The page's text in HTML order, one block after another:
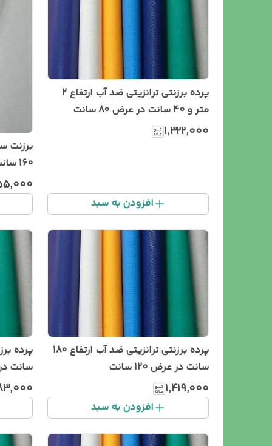
پرده برزنتی ترانزیتی ضد آب ارتفاع 2
متر و 40 سانت در عرض 80 سانت
۱٬۳۲۲٬۰۰۰
افزودن به سبد
برزنت
160 سانت خانه چادر
پرده برزنتی ترانزیتی ضد آب ارتفاع 180
سانت در عرض 120 سانت
۱٬۴۱۹٬۰۰۰
افزودن به سبد
سانت در